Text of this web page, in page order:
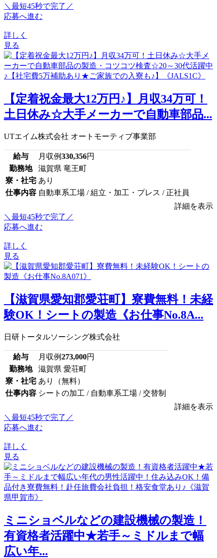
＼最短45秒で完了／
応募へ進む
詳しく
見る
【定着祝金最大12万円♪】月収34万可！
土日休み☆大手メーカーで自動車部品...
UTエイム株式会社 オートモーティブ事業部
給与 月収例330,356円
勤務地
滋賀県 竜王町
寮・社宅 あり
仕事内容 自動車系工場 / 組立・加工・プレス / 正社員
詳細を表示
＼最短45秒で完了／
応募へ進む
詳しく
見る
【滋賀県愛知郡愛荘町】寮費無料！未経
験OK！シートの製造《お仕事No.8A...
日研トータルソーシング株式会社
給与 月収例273,000円
勤務地
滋賀県 愛荘町
寮・社宅 あり（無料）
仕事内容 シートの加工 / 自動車系工場 / 交替制
詳細を表示
＼最短45秒で完了／
応募へ進む
詳しく
見る
ミニショベルなどの建設機械の製造！
有資格者活躍中★若手～ミドルまで幅
広い年...